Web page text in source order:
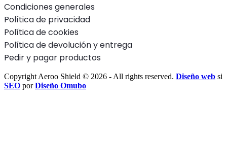
Condiciones generales
Política de privacidad
Política de cookies
Política de devolución y entrega
Pedir y pagar productos
Copyright Aeroo Shield © 2026 - All rights reserved. Diseño web si
SEO porDiseño Omubo